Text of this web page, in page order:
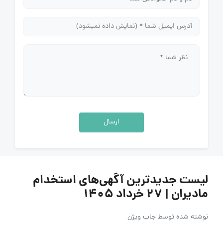
ارسال
لیست جدیدترین آگهی‌های استخدام
مادیران | ۲۷ خرداد ۱۴۰۵
نوشته شده توسطجاب ویژن